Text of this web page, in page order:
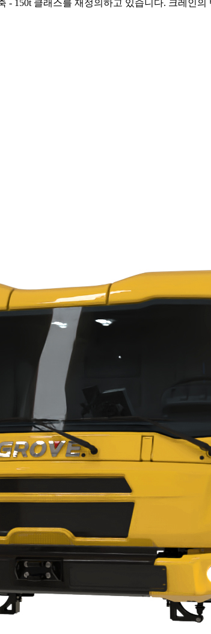
- 150t 클래스를 재정의하고 있습니다. 크레인